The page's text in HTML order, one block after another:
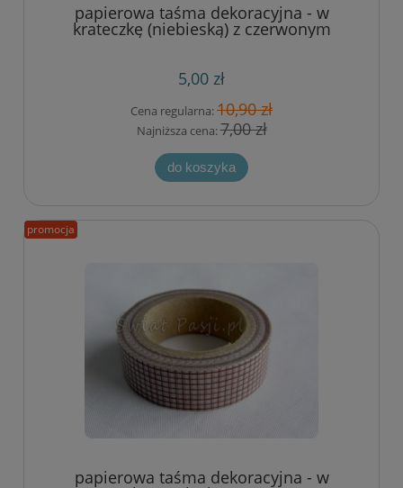
papierowa taśma dekoracyjna - w
krateczkę (niebieską) z czerwonym
paskiem
5,00 zł
Cena regularna:10,90 zł
Najniższa cena:7,00 zł
do koszyka
papierowa taśma dekoracyjna - w
promocja